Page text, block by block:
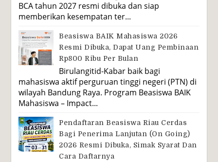
BCA tahun 2027 resmi dibuka dan siap
memberikan kesempatan ter...
Beasiswa BAIK Mahasiswa 2026
Resmi Dibuka, Dapat Uang Pembinaan
Rp800 Ribu Per Bulan
Birulangitid-Kabar baik bagi
mahasiswa aktif perguruan tinggi negeri (PTN) di
wilayah Bandung Raya. Program Beasiswa BAIK
Mahasiswa – Impact...
Pendaftaran Beasiswa Riau Cerdas
Bagi Penerima Lanjutan (On Going)
2026 Resmi Dibuka, Simak Syarat Dan
Cara Daftarnya